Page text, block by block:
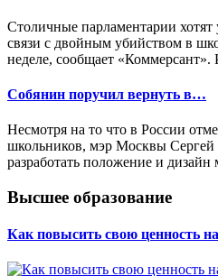
Столичные парламентарии хотят
связи с двойным убийством в
неделе, сообщает «Коммерсант».
Собянин поручил вернуть в…
Несмотря на то что в России
школьников, мэр Москвы
разработать положение и дизайн
Высшее образование
Как повысить свою ценность